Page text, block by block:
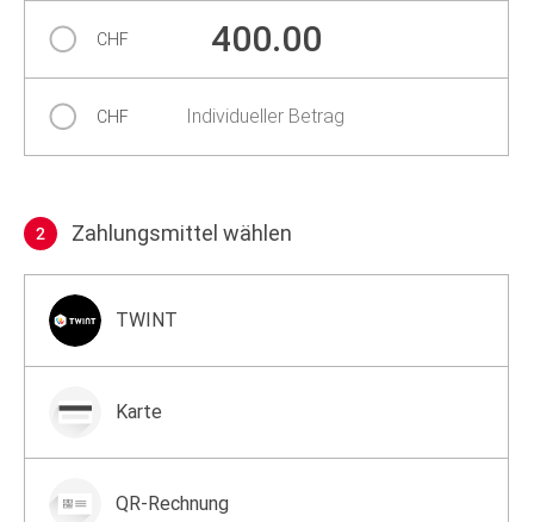
CHF 400.00
CHF Individueller Betrag
2 Zahlungsmittel wählen
TWINT
Karte
QR-Rechnung